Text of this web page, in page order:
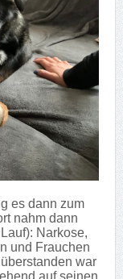
es dann zum
nahm dann
Narkose,
und Frauchen
war
auf seinen